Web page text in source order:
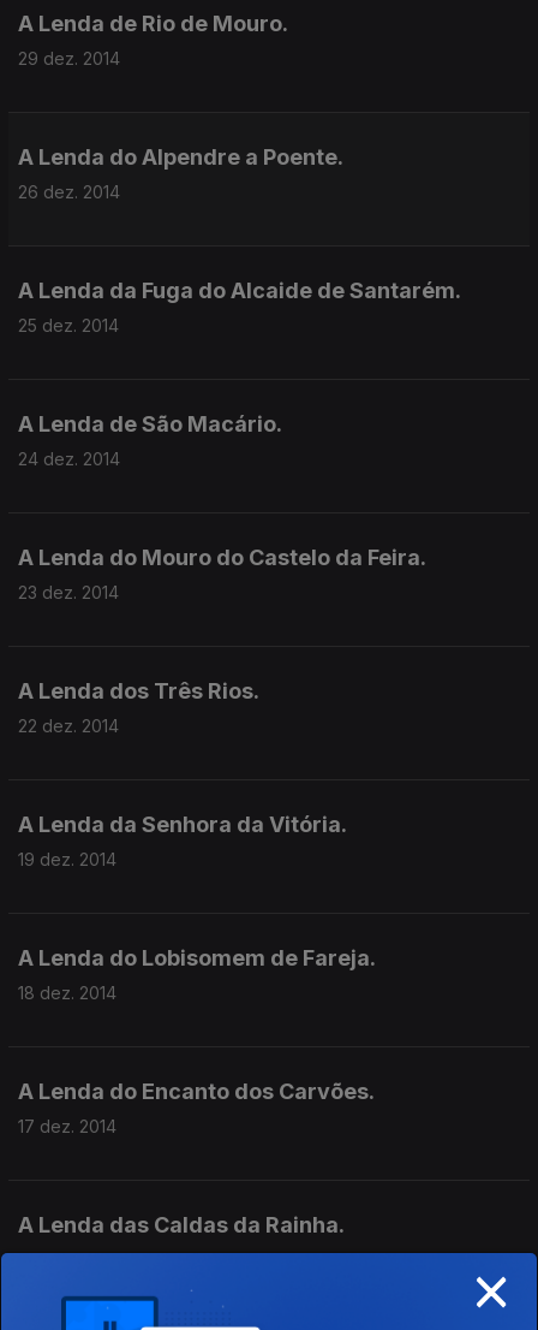
A Lenda de Rio de Mouro.
29 dez. 2014
A Lenda do Alpendre a Poente.
26 dez. 2014
A Lenda da Fuga do Alcaide de Santarém.
25 dez. 2014
A Lenda de São Macário.
24 dez. 2014
A Lenda do Mouro do Castelo da Feira.
23 dez. 2014
A Lenda dos Três Rios.
22 dez. 2014
A Lenda da Senhora da Vitória.
19 dez. 2014
A Lenda do Lobisomem de Fareja.
18 dez. 2014
A Lenda do Encanto dos Carvões.
17 dez. 2014
A Lenda das Caldas da Rainha.
16 dez. 2014 ×